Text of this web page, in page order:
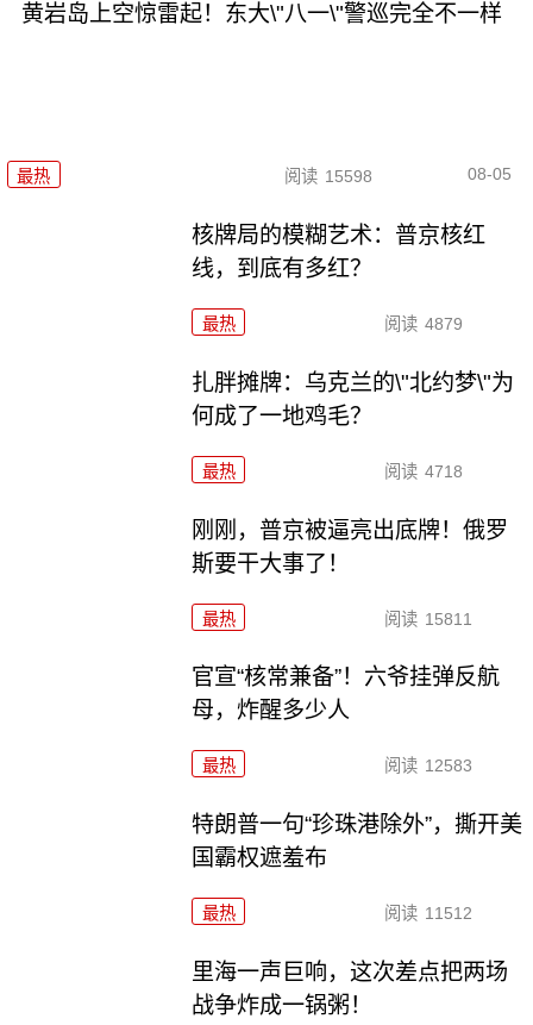
黄岩岛上空惊雷起！东大\"八一\"警巡完全不一样
最热 阅读 15598 08-05
核牌局的模糊艺术：普京核红
线，到底有多红？
最热 阅读 4879
扎胖摊牌：乌克兰的\"北约梦\"为
何成了一地鸡毛？
最热 阅读 4718
刚刚，普京被逼亮出底牌！俄罗
斯要干大事了！
最热 阅读 15811
官宣“核常兼备”！六爷挂弹反航
母，炸醒多少人
最热 阅读 12583
特朗普一句“珍珠港除外”，撕开美
国霸权遮羞布
最热 阅读 11512
里海一声巨响，这次差点把两场
战争炸成一锅粥！